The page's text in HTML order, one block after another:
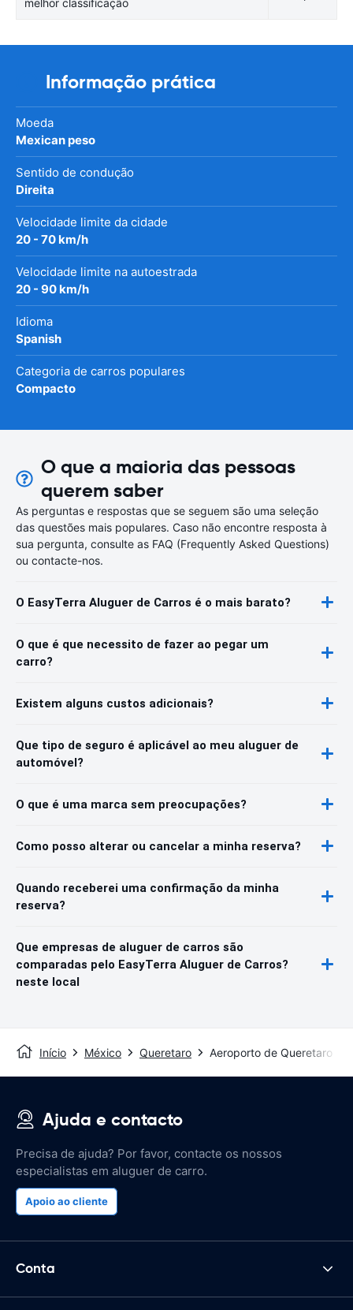
melhor classificação
Informação prática
Moeda
Mexican peso
Sentido de condução
Direita
Velocidade limite da cidade
20 - 70 km/h
Velocidade limite na autoestrada
20 - 90 km/h
Idioma
Spanish
Categoria de carros populares
Compacto
O que a maioria das pessoas
querem saber
As perguntas e respostas que se seguem são uma seleção
das questões mais populares. Caso não encontre resposta à
sua pergunta, consulte as FAQ (Frequently Asked Questions)
ou contacte-nos.
O EasyTerra Aluguer de Carros é o mais barato?
O que é que necessito de fazer ao pegar um
carro?
Existem alguns custos adicionais?
Que tipo de seguro é aplicável ao meu aluguer de
automóvel?
O que é uma marca sem preocupações?
Como posso alterar ou cancelar a minha reserva?
Quando receberei uma confirmação da minha
reserva?
Que empresas de aluguer de carros são
comparadas pelo EasyTerra Aluguer de Carros?
neste local
Início México Queretaro Aeroporto de Queretaro
Ajuda e contacto
Precisa de ajuda? Por favor, contacte os nossos
especialistas em aluguer de carro.
Apoio ao cliente
Conta